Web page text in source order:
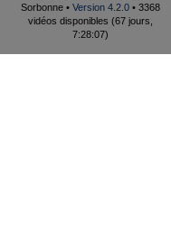
Sorbonne • Version 4.2.0 • 3368
vidéos disponibles (67 jours,
7:28:07)